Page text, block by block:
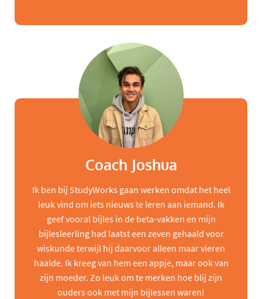
Coach Joshua
Ik ben bij StudyWorks gaan werken omdat het heel
leuk vind om iets nieuws te leren aan iemand. Ik
geef vooral bijles in de beta-vakken en mijn
bijlesleerling had laatst een zeven gehaald voor
wiskunde terwijl hij daarvoor alleen maar vieren
haalde. Ik kreeg van hem een appje, maar ook van
zijn moeder. Zo leuk om te merken hoe blij zijn
ouders ook met mijn bijlessen waren!